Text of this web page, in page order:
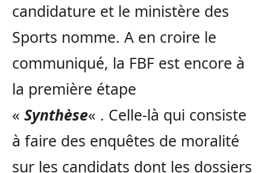
candidature et le ministère des
Sports nomme. A en croire le
communiqué, la FBF est encore à
la première étape
« Synthèse« . Celle-là qui consiste
à faire des enquêtes de moralité
sur les candidats dont les dossiers